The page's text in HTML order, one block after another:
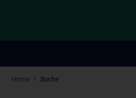
Home Suche